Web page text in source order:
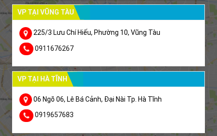
VP TẠI VŨNG TÀU
225/3 Lưu Chí Hiếu, Phường 10, Vũng Tàu
0911676267
VP TẠI HÀ TĨNH
06 Ngõ 06, Lê Bá Cảnh, Đại Nài Tp. Hà Tĩnh
0919657683